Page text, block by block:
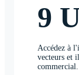
9
Accédez à
vecteurs et